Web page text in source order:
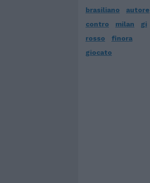
brasiliano
autore
contro
milan
gi
rosso
finora
giocato